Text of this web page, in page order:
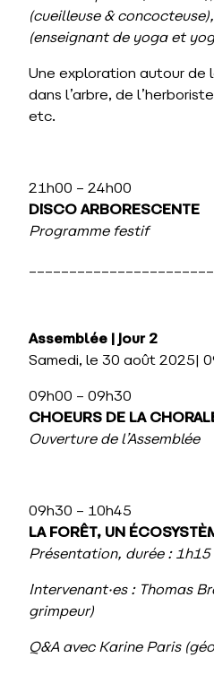
(cueilleuse &
(enseignant de yoga et
Une exploration autour de
dans l’arbre, de
etc.
21h00 – 24h00
DISCO ARBORESCENTE
Programme festif
Assemblée
our 2
Samedi, le 30 août 2025|
09h00 – 09h30
CHOEURS DE LA
Ouverture de l’Assemblée
09h30 – 10h45
LA FORÊT, UN
Présentation, durée : 1h15
Intervenant·es : Thomas
grimpeur)
Q&A avec Karine Paris